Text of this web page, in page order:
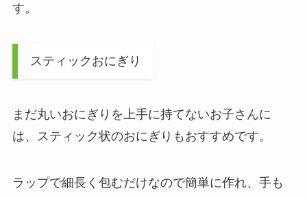
す。
スティックおにぎり
まだ丸いおにぎりを上手に持てないお子さんに
は、スティック状のおにぎりもおすすめです。
ラップで細長く包むだけなので簡単に作れ、手も